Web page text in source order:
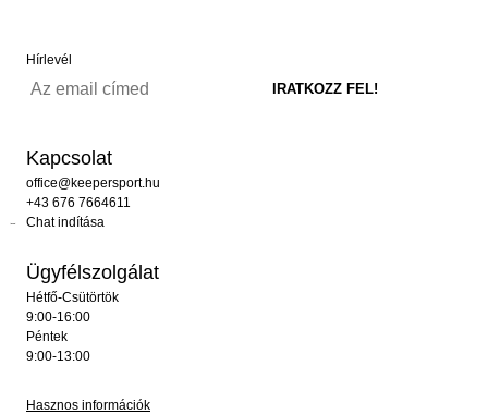
Hírlevél
Kapcsolat
office@keepersport.hu
+43 676 7664611
Chat indítása
Ügyfélszolgálat
Hétfő-Csütörtök
9:00-16:00
Péntek
9:00-13:00
Hasznos információk